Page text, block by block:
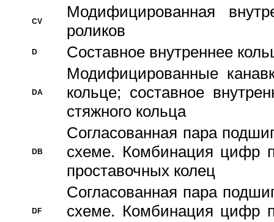
CV
Модифицированная
роликов
D Составное внутреннее
DA
Модифицированные
кольце; составное
стяжного кольца
DB
Согласованная пара
схеме. Комбинация цифр
проставочных колец
DF
Согласованная пара
схеме. Комбинация цифр